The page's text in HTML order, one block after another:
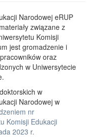
Narodowej eRUP
związane z
Komisji
jest gromadzenie i
oraz
w Uniwersytecie
w
Narodowej w
nr
Komisji Edukacji
2023 r.